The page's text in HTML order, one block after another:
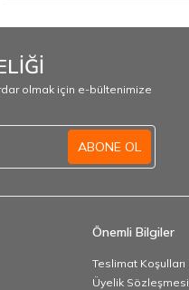
olmak için e-bültenimize
ABONE OL
Önemli Bilgiler
Teslimat Koşulları
Üyelik Sözleşmesi